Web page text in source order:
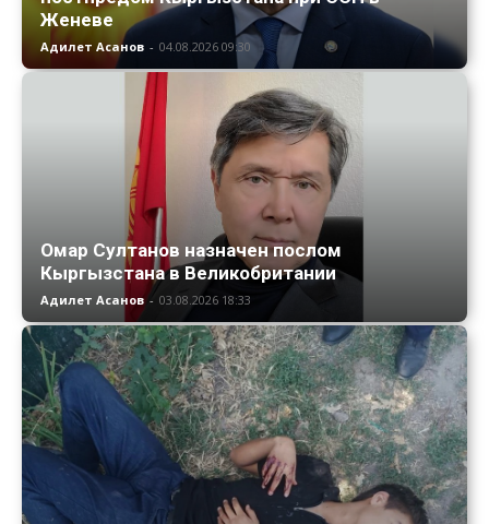
Женеве
Адилет Асанов - 04.08.2026 09:30
Омар Султанов назначен послом
Кыргызстана в Великобритании
Адилет Асанов - 03.08.2026 18:33